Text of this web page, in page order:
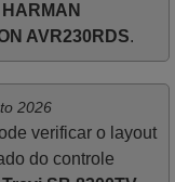
HARMAN
AVR230RDS.
2026
verificar o layout
do controle